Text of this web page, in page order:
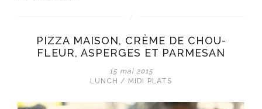
PIZZA MAISON, CRÈME DE CHOU-
FLEUR, ASPERGES ET PARMESAN
15 mai 2015
LUNCH / MIDI
PLATS